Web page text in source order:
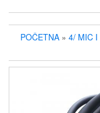
POČETNA » 4/ MIC I